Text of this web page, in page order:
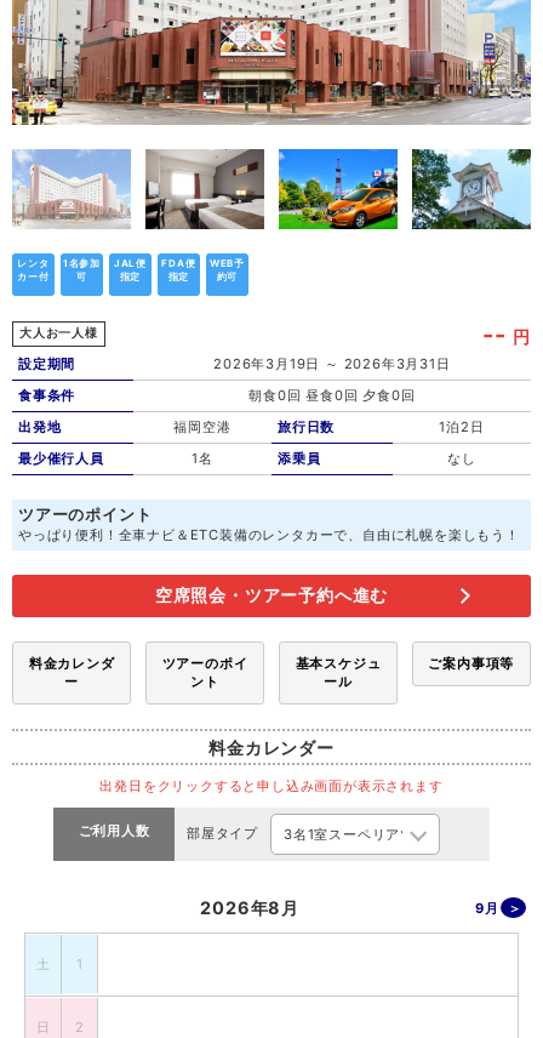
レンタ
カー付
1名参加
可
JAL便
指定
FDA便
指定
WEB予
約可
大人お一人様 -- 円
設定期間
2026年3月19日 ～ 2026年3月31日
食事条件
朝食0回 昼食0回 夕食0回
出発地
福岡空港
最少催行人員
1名
旅行日数
1泊2日
添乗員
なし
ツアーのポイント
やっぱり便利！全車ナビ＆ETC装備のレンタカーで、自由に札幌を楽しもう！
空席照会・ツアー予約へ進む
料金カレンダ
ー
ツアーのポイ
ント
基本スケジュ
ール
ご案内事項等
料金カレンダー
出発日をクリックすると申し込み画面が表示されます
ご利用人数 部屋タイプ
2026年8月 9月
土 1
日 2